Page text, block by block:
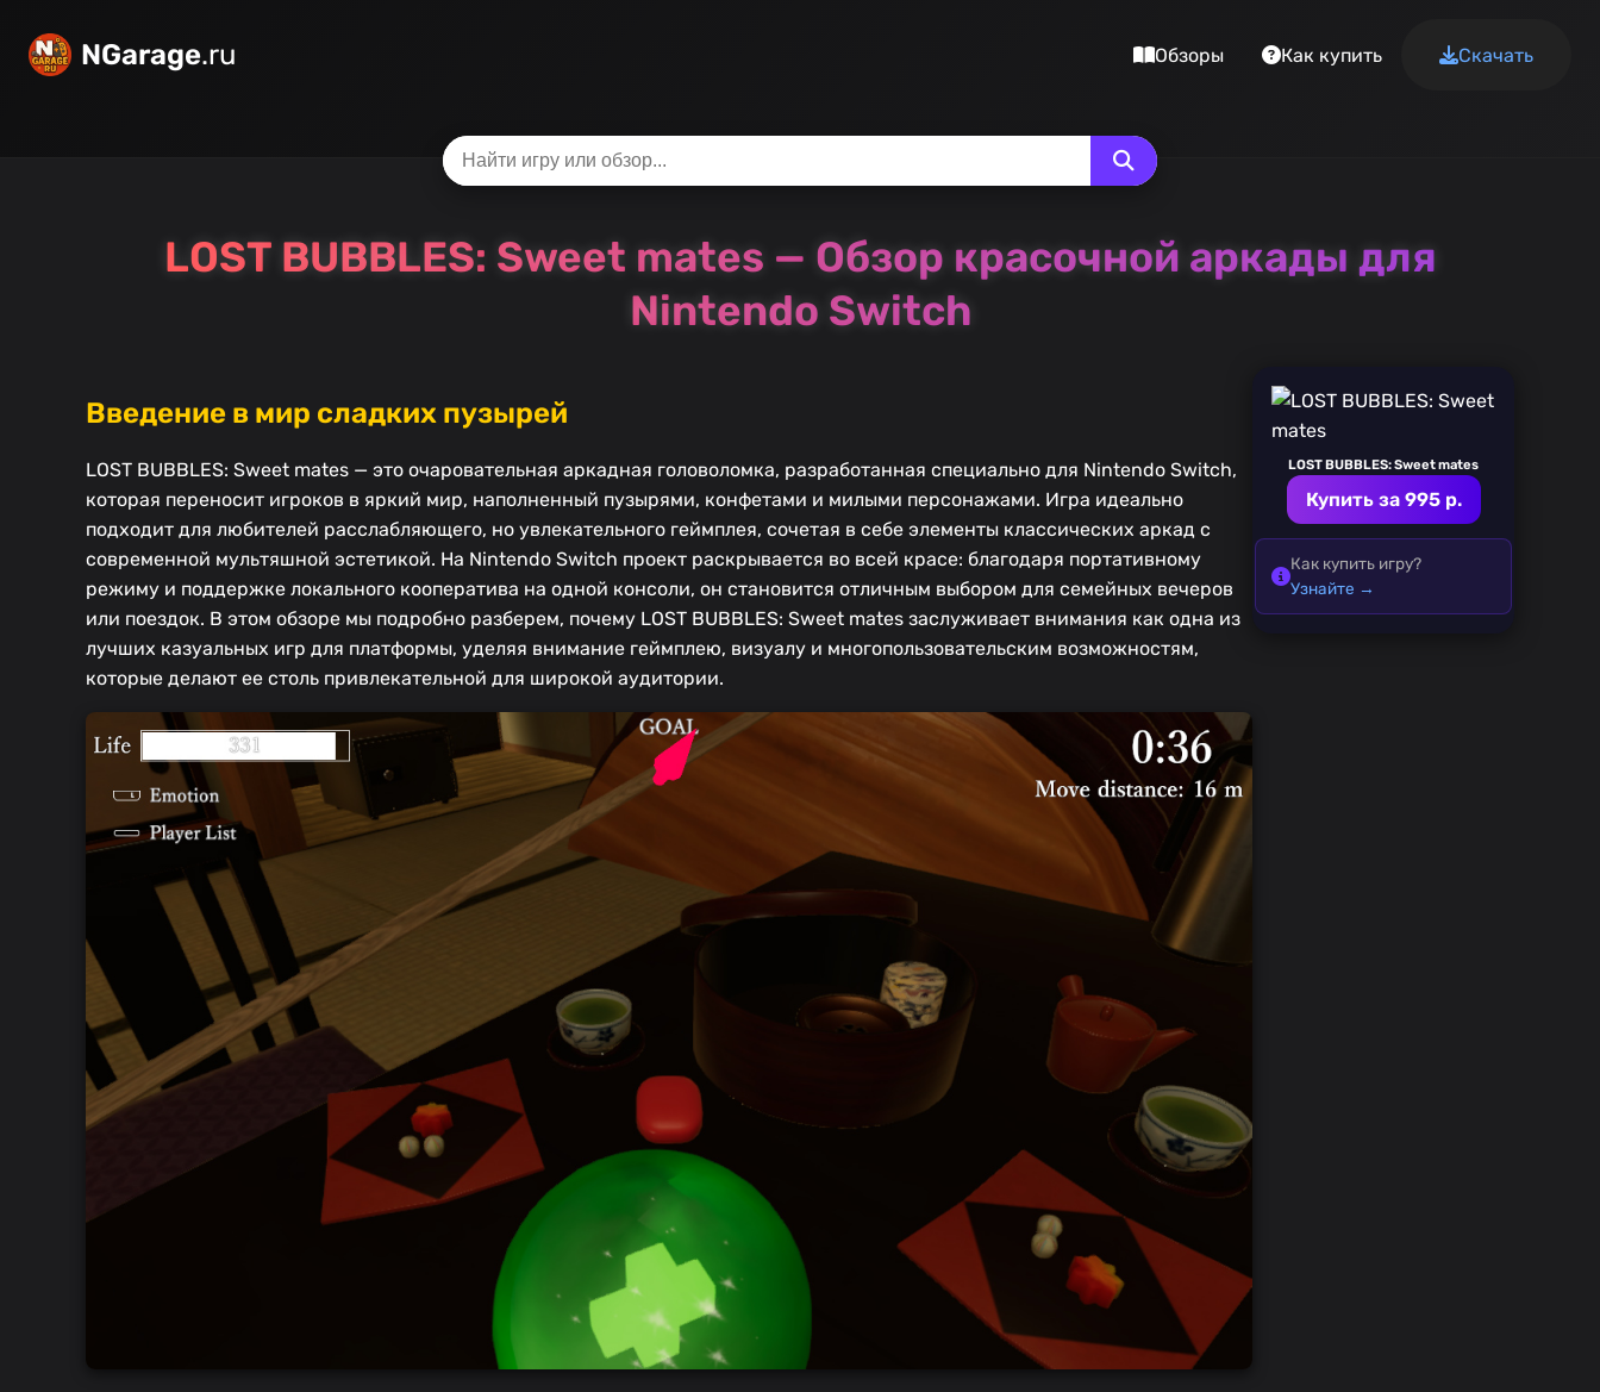
NGarage.ru Обзоры Как купить Скачать
LOST BUBBLES: Sweet mates — Обзор красочной аркады для
Nintendo Switch
Введение в мир сладких пузырей
LOST BUBBLES: Sweet mates — это очаровательная аркадная головоломка, разработанная специально для Nintendo Switch,
которая переносит игроков в яркий мир, наполненный пузырями, конфетами и милыми персонажами. Игра идеально
подходит для любителей расслабляющего, но увлекательного геймплея, сочетая в себе элементы классических аркад с
современной мультяшной эстетикой. На Nintendo Switch проект раскрывается во всей красе: благодаря портативному
режиму и поддержке локального кооператива на одной консоли, он становится отличным выбором для семейных вечеров
или поездок. В этом обзоре мы подробно разберем, почему LOST BUBBLES: Sweet mates заслуживает внимания как одна из
лучших казуальных игр для платформы, уделяя внимание геймплею, визуалу и многопользовательским возможностям,
которые делают ее столь привлекательной для широкой аудитории.
LOST BUBBLES: Sweet mates
Купить за 995 р.
Как купить игру?
Узнайте →